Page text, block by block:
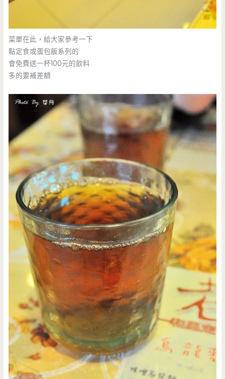
菜單在此，給大家參考一下
點定食或蛋包飯系列的
會免費送一杯100元的飲料
多的要補差額